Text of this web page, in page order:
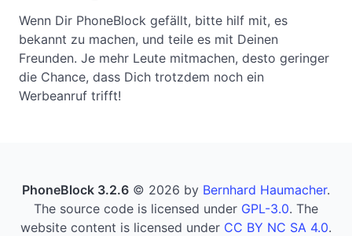
Wenn Dir PhoneBlock gefällt, bitte hilf mit, es
bekannt zu machen, und teile es mit Deinen
Freunden. Je mehr Leute mitmachen, desto geringer
die Chance, dass Dich trotzdem noch ein
Werbeanruf trifft!
PhoneBlock 3.2.6 © 2026 by Bernhard Haumacher.
The source code is licensed under GPL-3.0. The
website content is licensed under CC BY NC SA 4.0.